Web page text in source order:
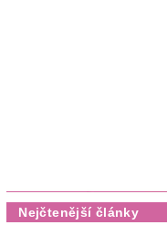
Nejčtenější články